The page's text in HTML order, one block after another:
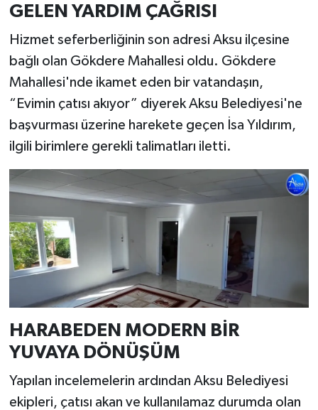
GELEN YARDIM ÇAĞRISI
Hizmet seferberliğinin son adresi Aksu ilçesine
bağlı olan Gökdere Mahallesi oldu. Gökdere
Mahallesi'nde ikamet eden bir vatandaşın,
“Evimin çatısı akıyor” diyerek Aksu Belediyesi'ne
başvurması üzerine harekete geçen İsa Yıldırım,
ilgili birimlere gerekli talimatları iletti.
HARABEDEN MODERN BİR
YUVAYA DÖNÜŞÜM
Yapılan incelemelerin ardından Aksu Belediyesi
ekipleri, çatısı akan ve kullanılamaz durumda olan